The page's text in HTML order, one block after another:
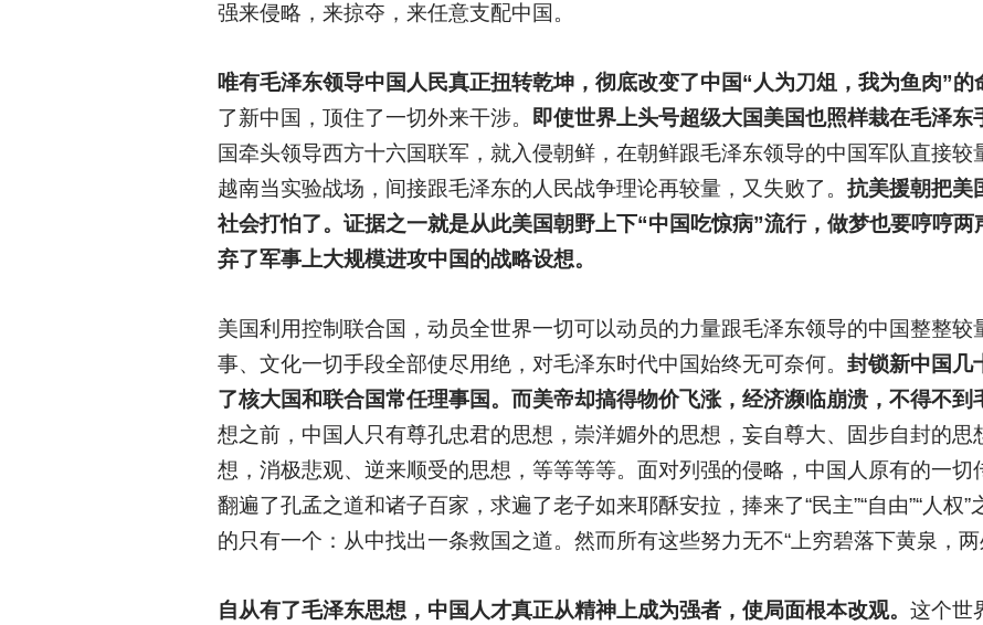
强来侵略，来掠夺，来任意支配中国。
唯有毛泽东领导中国人民真正扭转乾坤，彻底改变了中国“人为刀俎，我为鱼肉”的
了新中国，顶住了一切外来干涉。
即使世界上头号超级大国美国也照样栽在毛泽东
国牵头领导西方十六国联军，就入侵朝鲜，在朝鲜跟毛泽东领导的中国军队直接
越南当实验战场，间接跟毛泽东的人民战争理论再较量，又失败了。 抗美援朝把美
社会打怕了。证据之一就是从此美国朝野上下“中国吃惊病”流行，做梦也要哼哼
弃了军事上大规模进攻中国的战略设想。
美国利用控制联合国，动员全世界一切可以动员的力量跟毛泽东领导的中国整整
事、文化一切手段全部使尽用绝，对毛泽东时代中国始终无可奈何。 封锁新中国几
了核大国和联合国常任理事国。而美帝却搞得物价飞涨，经济濒临崩溃，不得不到
想之前，中国人只有尊孔忠君的思想，崇洋媚外的思想，妄自尊大、固步自封的思
想，消极悲观、逆来顺受的思想，等等等等。面对列强的侵略，中国人原有的一切
翻遍了孔孟之道和诸子百家，求遍了老子如来耶酥安拉，捧来了“民主”“自由”“人
的只有一个：从中找出一条救国之道。然而所有这些努力无不“上穷碧落下黄泉，两
自从有了毛泽东思想，中国人才真正从精神上成为强者，使局面根本改观。 这个世